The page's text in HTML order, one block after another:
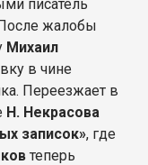
писатель
жалобы
Михаил
в чине
Переезжает в
Н. Некрасова
записок», где
теперь